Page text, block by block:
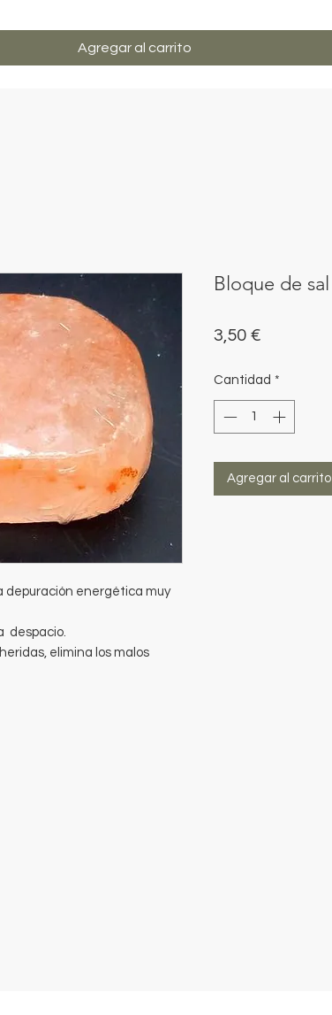
Agregar al carrito
depuración energética muy
despacio.
elimina los malos
Bloque de
3,50 €Precio
Cantidad *
Agregar al carrito